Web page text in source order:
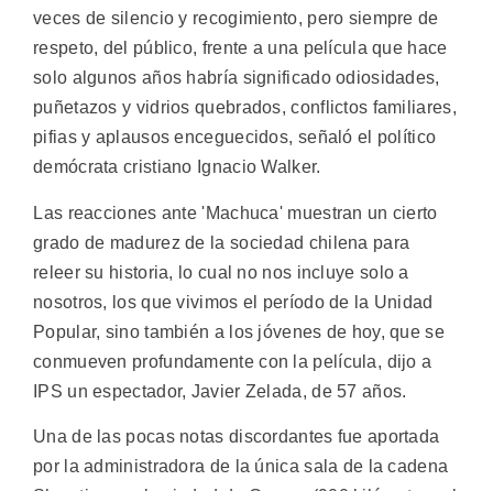
veces de silencio y recogimiento, pero siempre de
respeto, del público, frente a una película que hace
solo algunos años habría significado odiosidades,
puñetazos y vidrios quebrados, conflictos familiares,
pifias y aplausos enceguecidos, señaló el político
demócrata cristiano Ignacio Walker.
Las reacciones ante 'Machuca' muestran un cierto
grado de madurez de la sociedad chilena para
releer su historia, lo cual no nos incluye solo a
nosotros, los que vivimos el período de la Unidad
Popular, sino también a los jóvenes de hoy, que se
conmueven profundamente con la película, dijo a
IPS un espectador, Javier Zelada, de 57 años.
Una de las pocas notas discordantes fue aportada
por la administradora de la única sala de la cadena